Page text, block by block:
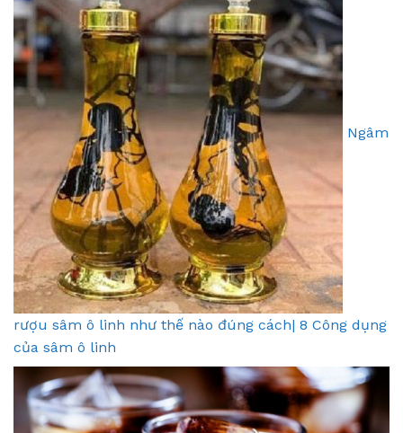
Ngâm
rượu sâm ô linh như thế nào đúng cách| 8 Công dụng
của sâm ô linh